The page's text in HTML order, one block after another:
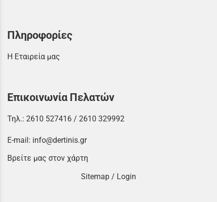
Πληροφορίες
Η Εταιρεία μας
Επικοινωνία Πελατών
Τηλ.: 2610 527416 / 2610 329992
E-mail: info@dertinis.gr
Βρείτε μας στον χάρτη
Sitemap / Login